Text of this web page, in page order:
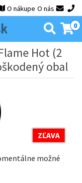
O nákupe O nás
0
Hot (2
obal
ZĽAVA
možné